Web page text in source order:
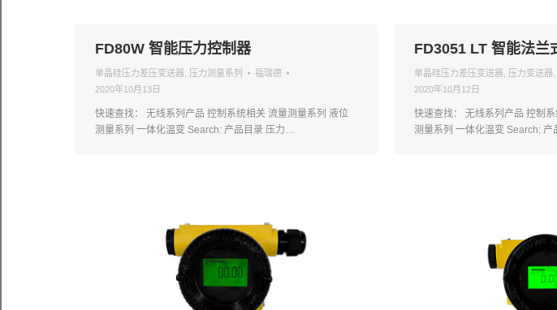
FD80W 智能压力控制器
单晶硅压力差压变送器 压力测量系列
福瑞德
2020年10月13日
快速查找： 无线系列产品 控制系统相关 流量测量系列 液位
测量系列 一体化温变 Search: 产品目录 压力…
FD3051 LT 智能法兰
单晶硅压力差压变送器 压力变送器
2020年10月12日
快速查找： 无线系列产品 控制
测量系列 一体化温变 Search: